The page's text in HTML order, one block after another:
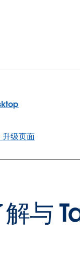
级页面
解与